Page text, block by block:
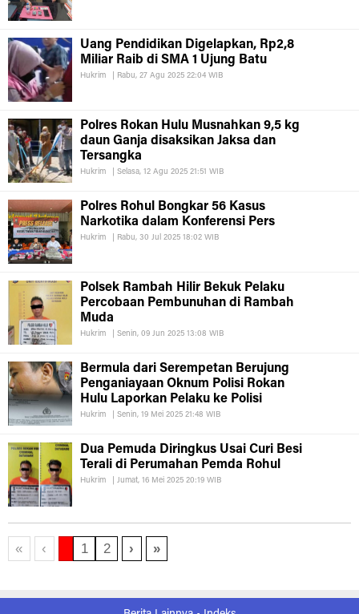
Uang Pendidikan Digelapkan, Rp2,8
Miliar Raib di SMA 1 Ujung Batu
Hukrim Rabu, 27 Agu 2025 22:04 WIB
Polres Rokan Hulu Musnahkan 9,5 kg
daun Ganja disaksikan Jaksa dan
Tersangka
Hukrim Selasa, 12 Agu 2025 21:51 WIB
Polres Rohul Bongkar 56 Kasus
Narkotika dalam Konferensi Pers
Hukrim Rabu, 30 Jul 2025 18:02 WIB
Polsek Rambah Hilir Bekuk Pelaku
Percobaan Pembunuhan di Rambah
Muda
Hukrim Senin, 09 Jun 2025 13:08 WIB
Bermula dari Serempetan Berujung
Penganiayaan Oknum Polisi Rokan
Hulu Laporkan Pelaku ke Polisi
Hukrim Senin, 19 Mei 2025 21:48 WIB
Dua Pemuda Diringkus Usai Curi Besi
Terali di Perumahan Pemda Rohul
Hukrim Jumat, 16 Mei 2025 20:19 WIB
« ‹ 1 2 › »